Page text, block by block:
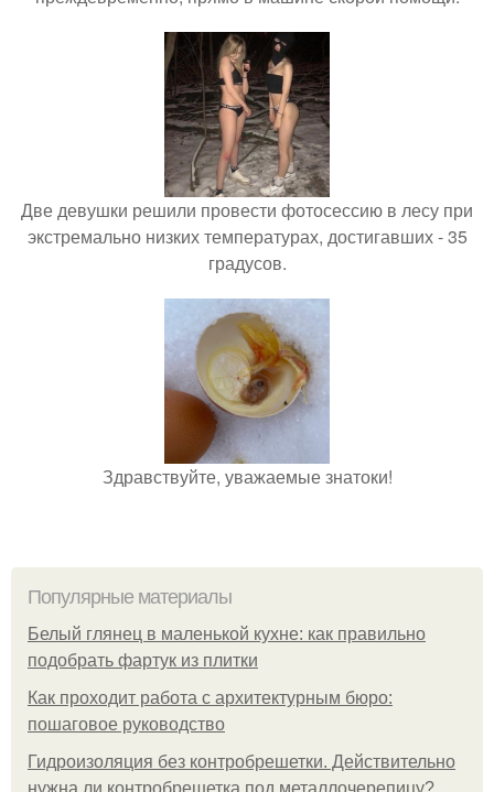
Две девушки решили провести фотосессию в лесу при
экстремально низких температурах, достигавших - 35
градусов.
Здравствуйте, уважаемые знатоки!
Популярные материалы
Белый глянец в маленькой кухне: как правильно
подобрать фартук из плитки
Как проходит работа с архитектурным бюро:
пошаговое руководство
Гидроизоляция без контробрешетки. Действительно
нужна ли контробрешетка под металлочерепицу?